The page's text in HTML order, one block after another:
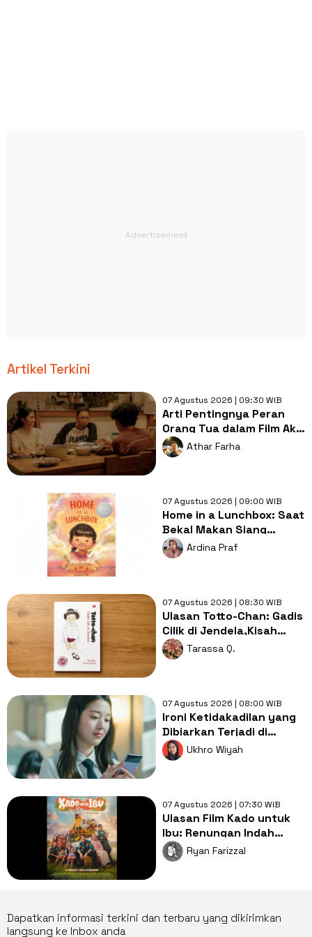
Artikel Terkini
07 Agustus 2026 | 09:30 WIB
Arti Pentingnya Peran
Orang Tua dalam Film Aku
Sebelum Aku
Athar Farha
07 Agustus 2026 | 09:00 WIB
Home in a Lunchbox: Saat
Bekal Makan Siang
Menjadi Simbol Kasih
Sayang
Ardina Praf
07 Agustus 2026 | 08:30 WIB
Ulasan Totto-Chan: Gadis
Cilik di Jendela,Kisah
Pendidikan yang
Membebaskan
Tarassa Q.
07 Agustus 2026 | 08:00 WIB
Ironi Ketidakadilan yang
Dibiarkan Terjadi di
Drama Pyramid Game
Ukhro Wiyah
07 Agustus 2026 | 07:30 WIB
Ulasan Film Kado untuk
Ibu: Renungan Indah
Mengenai Kasih Sayang
Orang Tua
Ryan Farizzal
Dapatkan informasi terkini dan terbaru yang dikirimkan
langsung ke Inbox anda